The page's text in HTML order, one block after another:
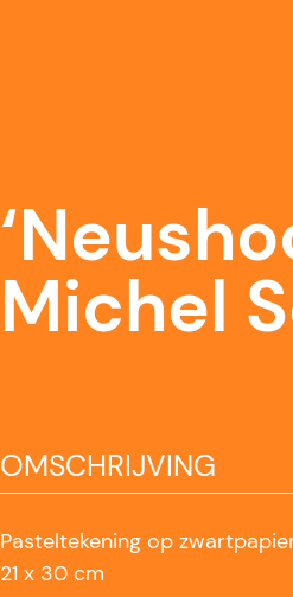
Michel
OMSCHRIJVING
Pasteltekening op
21 x 30 cm